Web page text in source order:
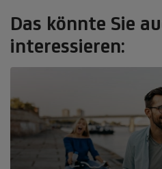
Das könnte Sie
interessieren: